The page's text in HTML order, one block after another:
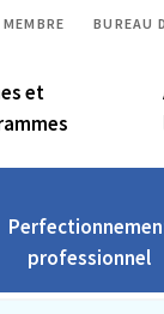
BUREAU
et
professionnel